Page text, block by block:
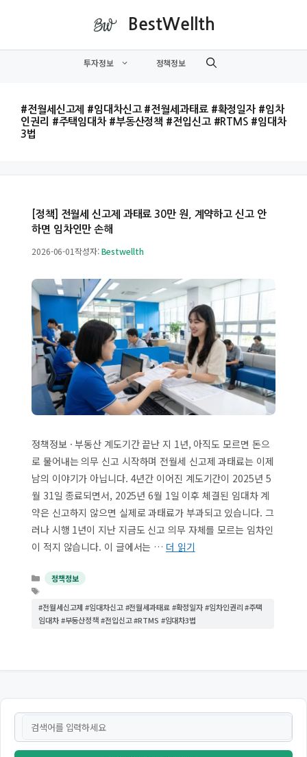
BestWellth
투자정보 정책정보
#전월세신고제 #임대차신고 #전월세과태료 #확정일자 #임차
인권리 #주택임대차 #부동산정책 #전입신고 #RTMS #임대차
3법
[정책] 전월세 신고제 과태료 30만 원, 계약하고 신고 안
하면 임차인만 손해
2026-06-01작성자:Bestwellth
정책정보 · 부동산 계도기간 끝난 지 1년, 아직도 모르면 돈으
로 물어내는 의무 신고 시작하며 전월세 신고제 과태료는 이제
남의 이야기가 아닙니다. 4년간 이어진 계도기간이 2025년 5
월 31일 종료되면서, 2025년 6월 1일 이후 체결된 임대차 계
약은 신고하지 않으면 실제로 과태료가 부과되고 있습니다. 그
러나 시행 1년이 지난 지금도 신고 의무 자체를 모르는 임차인
이 적지 않습니다. 이 글에서는 … 더 읽기
카
고
리
정책정보
그
#전월세신고제 #임대차신고 #전월세과태료 #확정일자 #임차인권리 #주택
임대차 #부동산정책 #전입신고 #RTMS #임대차3법